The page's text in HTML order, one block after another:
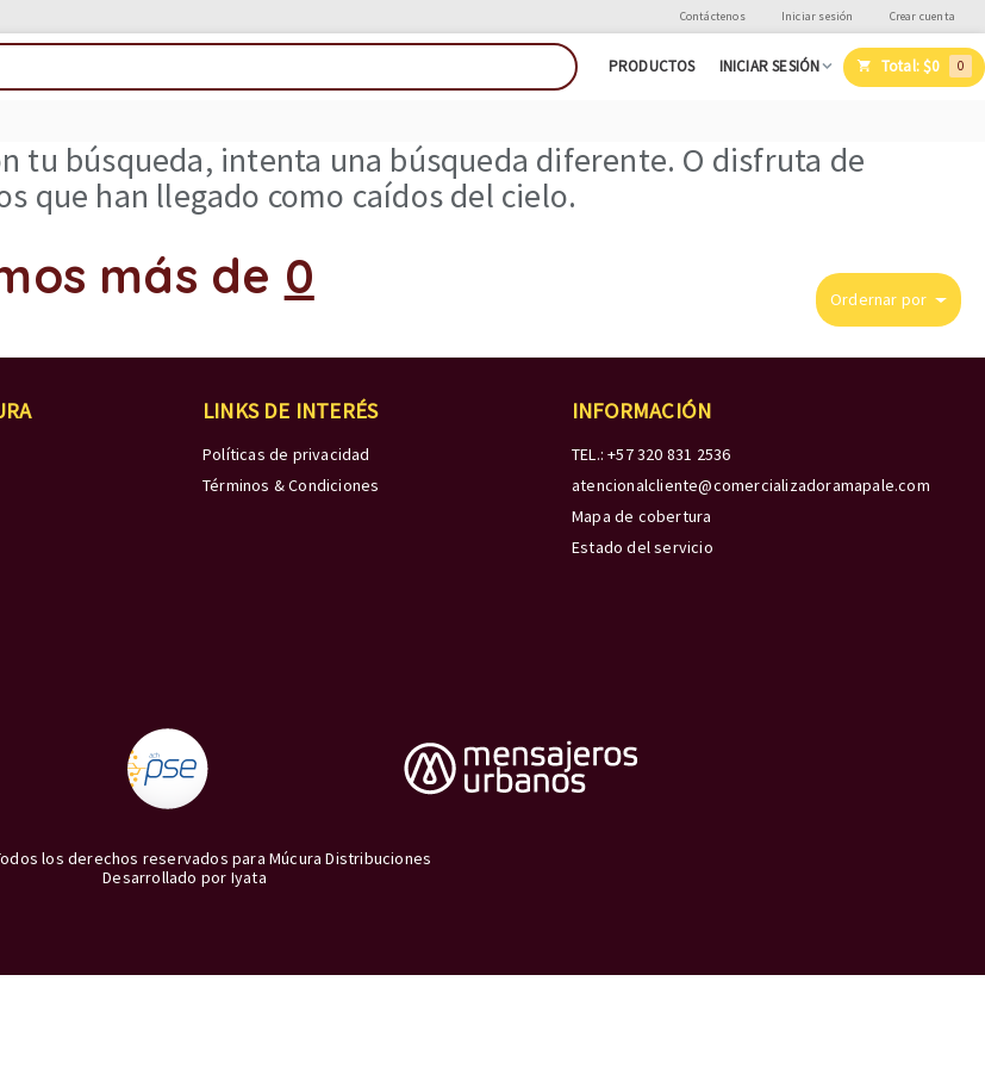
Contáctenos Iniciar sesión Crear cuenta
PRODUCTOS INICIAR SESIÓN Total:$0 0
tu búsqueda, intenta una búsqueda diferente. O disfruta de
que han llegado como caídos del cielo.
más de 0
Ordernar por
LINKS DE INTERÉS
Políticas de privacidad
Términos & Condiciones
INFORMACIÓN
TEL.: +57 320 831 2536
atencionalcliente@comercializadoramapale.com
Mapa de cobertura
Estado del servicio
los derechos reservados para Múcura Distribuciones
Desarrollado por Iyata